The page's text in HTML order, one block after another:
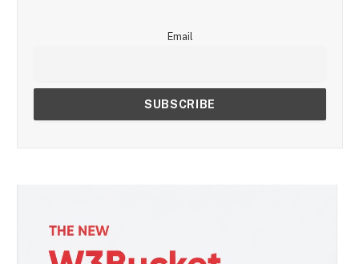
Email